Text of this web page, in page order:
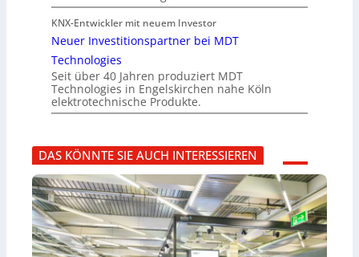
KNX-Entwickler mit neuem Investor
Neuer Investitionspartner bei MDT
Technologies
Seit über 40 Jahren produziert MDT
Technologies in Engelskirchen nahe Köln
elektrotechnische Produkte.
DAS KÖNNTE SIE AUCH INTERESSIEREN